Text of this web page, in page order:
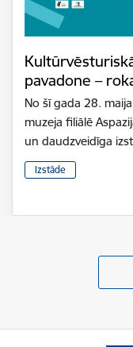
pavadone –
No šī gada 28.
muzeja filiālē
un daudzveidīga
Izstāde